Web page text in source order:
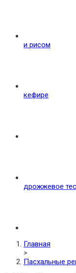
и рисом
кефире
дрожжевое
Главная
>
Пасхальные